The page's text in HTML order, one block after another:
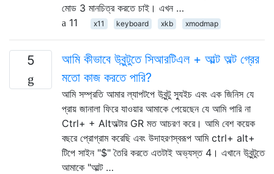
মোড 3 মানচিত্র করতে চাই। এখন …
11
x11 keyboard xkb xmodmap
5
আমি কীভাবে উবুন্টুতে সিআরটিএল + আল্ট অল্ট গ্রের
মতো কাজ করতে পারি?
আমি সম্প্রতি আমার ল্যাপটপে উবুন্টু স্যুইচ এবং এক জিনিস যে
প্রায় জানালা ফিরে যাওয়ার আমাকে পেয়েছেন যে আমি পারি না
Ctrl+ + Altঅল্টার GR মত আচরণ করে। আমি বেশ কয়েক
বছরে প্রোগ্রাম করেছি এবং উদাহরণস্বরূপ আমি ctrl+ alt+
টিপে সাইন "$" তৈরি করতে এতটাই অভ্যস্ত 4। এখানে উবুন্টুতে
আমাকে "আল্ট …